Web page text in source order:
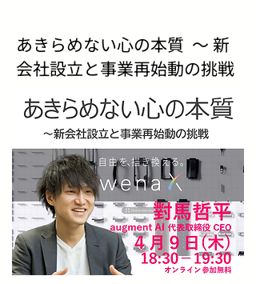
あきらめない心の本質 ～ 新
会社設立と事業再始動の挑戦